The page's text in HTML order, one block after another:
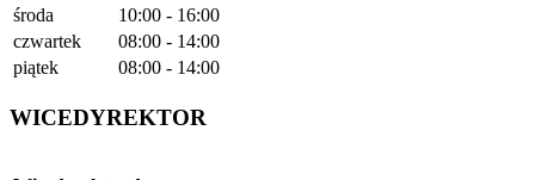
środa
10:00 - 16:00
czwartek
08:00 - 14:00
piątek
08:00 - 14:00
WICEDYREKTOR